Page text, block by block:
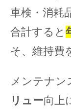
車検・消耗
合計すると
そ、維持費
メンテナン
リュー向上